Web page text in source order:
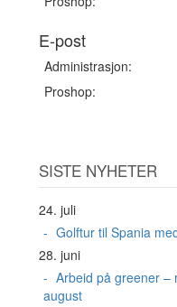
E-post
Administrasjon:
Proshop:
SISTE NYHETER
24. juli
Golftur til Spania
28. juni
Arbeid på greener –
august